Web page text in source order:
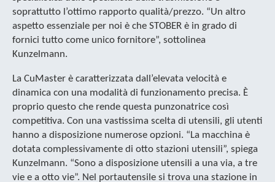
soprattutto l’ottimo rapporto qualità/prezzo. “Un altro
aspetto essenziale per noi è che STOBER è in grado di
fornici tutto come unico fornitore”, sottolinea
Kunzelmann.
La CuMaster è caratterizzata dall’elevata velocità e
dinamica con una modalità di funzionamento precisa. È
proprio questo che rende questa punzonatrice così
competitiva. Con una vastissima scelta di utensili, gli utenti
hanno a disposizione numerose opzioni. “La macchina è
dotata complessivamente di otto stazioni utensili”, spiega
Kunzelmann. “Sono a disposizione utensili a una via, a tre
vie e a otto vie”. Nel portautensile si trova una stazione in